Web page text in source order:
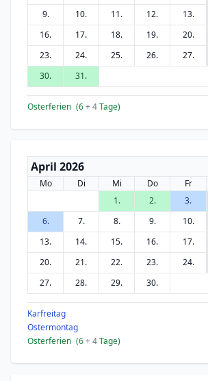
9.
10. 11. 12. 13.
16.
17. 18. 19. 20.
23.
24. 25. 26. 27.
30.
31.
Osterferien (6+ 4Tage)
April 2026
Mo Di Mi Do Fr
1.
2. 3.
6.
7. 8. 9. 10.
13.
14. 15. 16. 17.
20.
21. 22. 23. 24.
27.
28. 29. 30.
Karfreitag
Ostermontag
Osterferien (6+ 4Tage)